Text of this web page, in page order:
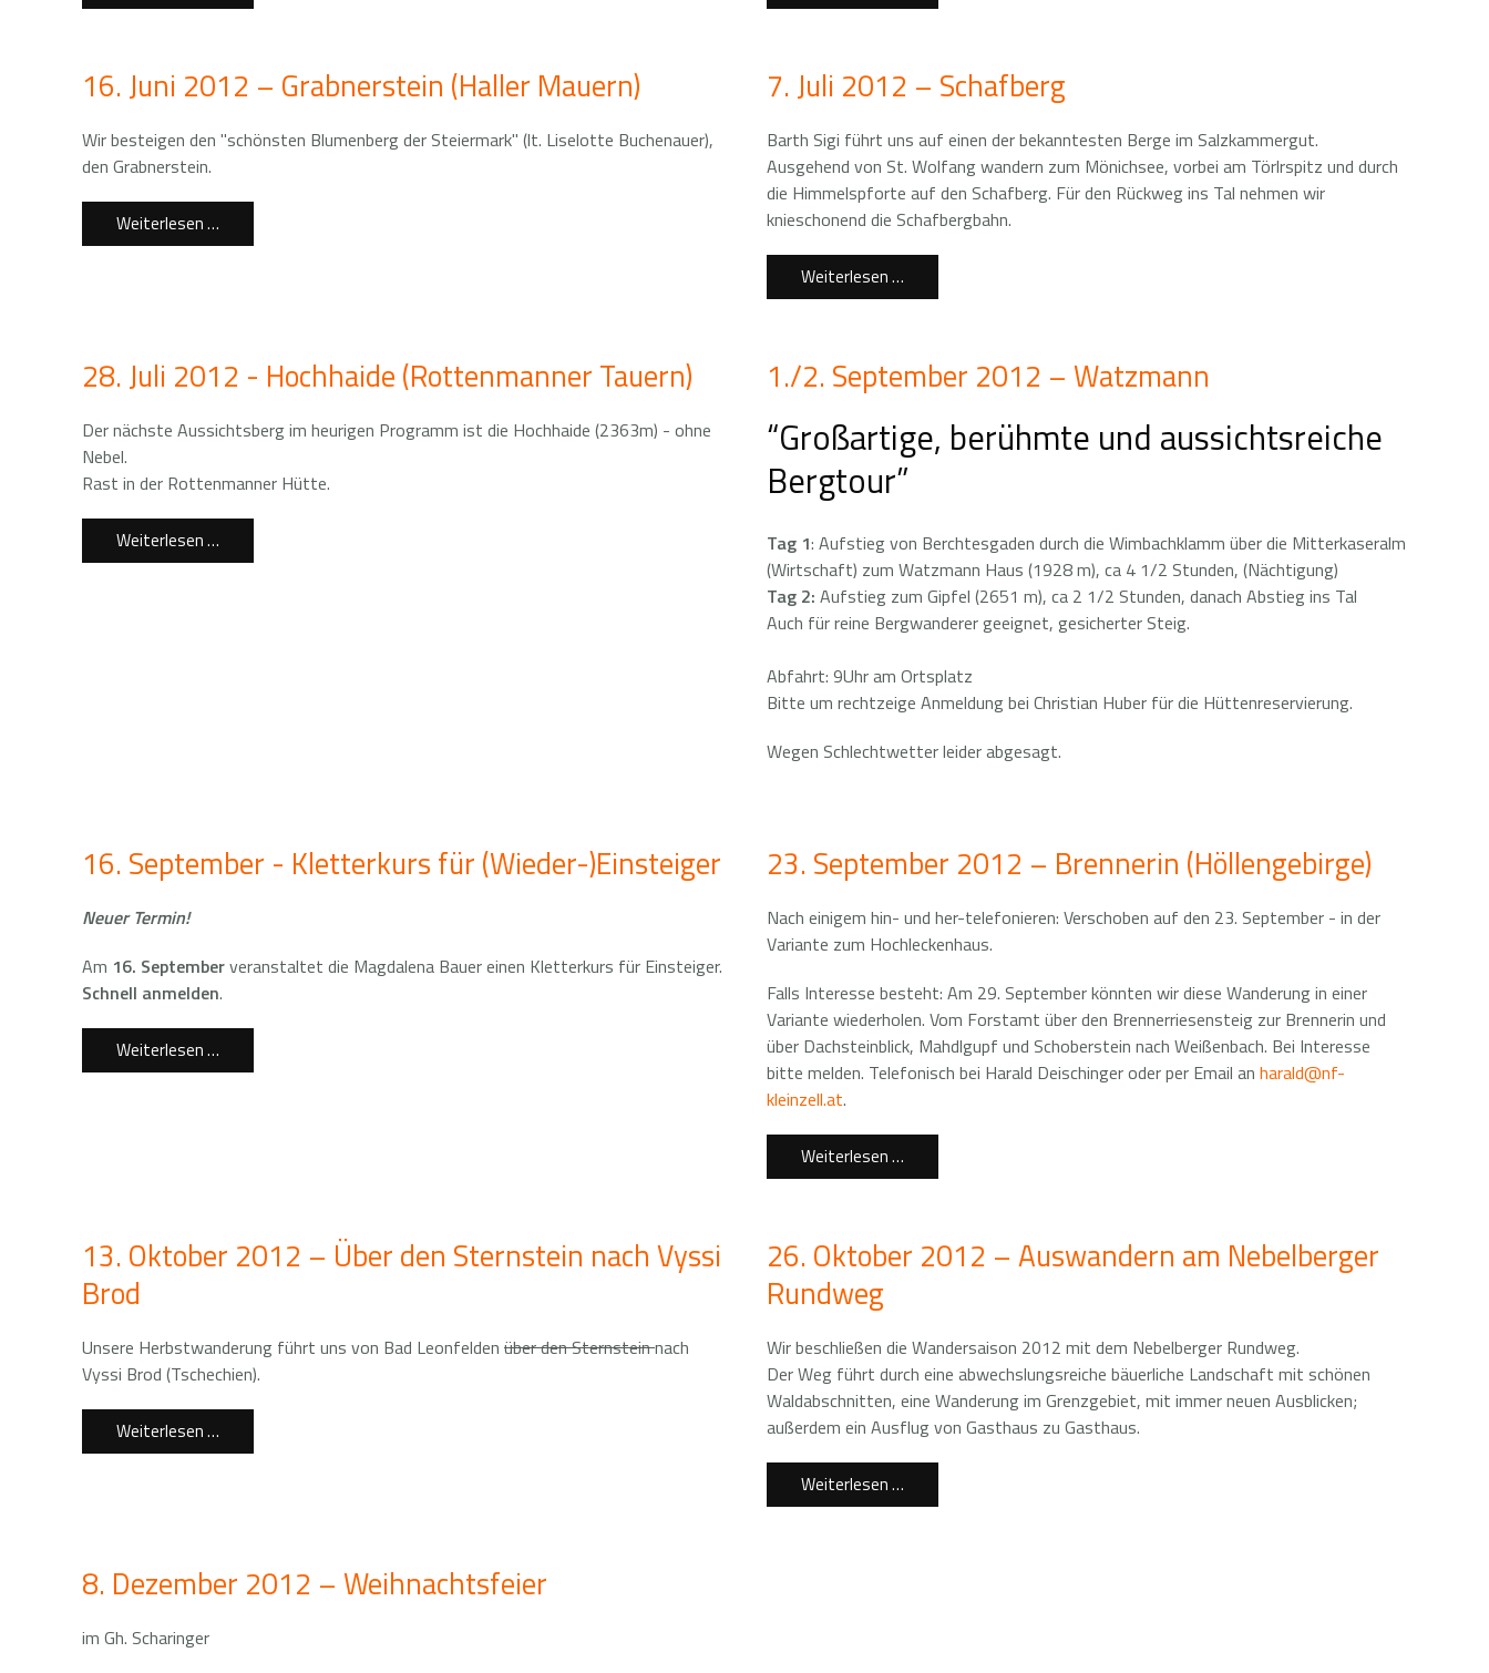
16. Juni 2012 – Grabnerstein (Haller Mauern)
Wir besteigen den "schönsten Blumenberg der Steiermark" (lt. Liselotte Buchenauer),
den Grabnerstein.
Weiterlesen …
7. Juli 2012 – Schafberg
Barth Sigi führt uns auf einen der bekanntesten Berge im Salzkammergut.
Ausgehend von St. Wolfang wandern zum Mönichsee, vorbei am Törlrspitz und durch
die Himmelspforte auf den Schafberg. Für den Rückweg ins Tal nehmen wir
knieschonend die Schafbergbahn.
Weiterlesen …
28. Juli 2012 - Hochhaide (Rottenmanner Tauern)
Der nächste Aussichtsberg im heurigen Programm ist die Hochhaide (2363m) - ohne
Nebel.
Rast in der Rottenmanner Hütte.
Weiterlesen …
1./2. September 2012 – Watzmann
“Großartige, berühmte und aussichtsreiche
Bergtour”
Tag 1: Aufstieg von Berchtesgaden durch die Wimbachklamm über die Mitterkaseralm
(Wirtschaft) zum Watzmann Haus (1928 m), ca 4 1/2 Stunden, (Nächtigung)
Tag 2: Aufstieg zum Gipfel (2651 m), ca 2 1/2 Stunden, danach Abstieg ins Tal
Auch für reine Bergwanderer geeignet, gesicherter Steig.
Abfahrt: 9Uhr am Ortsplatz
Bitte um rechtzeige Anmeldung bei Christian Huber für die Hüttenreservierung.
Wegen Schlechtwetter leider abgesagt.
16. September - Kletterkurs für (Wieder-)Einsteiger
Neuer Termin!
Am 16. Septemberveranstaltet die Magdalena Bauer einen Kletterkurs für Einsteiger.
Schnell anmelden.
Weiterlesen …
23. September 2012 – Brennerin (Höllengebirge)
Nach einigem hin- und her-telefonieren: Verschoben auf den 23. September - in der
Variante zum Hochleckenhaus.
Falls Interesse besteht: Am 29. September könnten wir diese Wanderung in einer
Variante wiederholen. Vom Forstamt über den Brennerriesensteig zur Brennerin und
über Dachsteinblick, Mahdlgupf und Schoberstein nach Weißenbach. Bei Interesse
bitte melden. Telefonisch bei Harald Deischinger oder per Email an harald@nf-
kleinzell.at.
Weiterlesen …
13. Oktober 2012 – Über den Sternstein nach Vyssi
Brod
Unsere Herbstwanderung führt uns von Bad Leonfelden über den Sternsteinnach
Vyssi Brod (Tschechien).
Weiterlesen …
26. Oktober 2012 – Auswandern am Nebelberger
Rundweg
Wir beschließen die Wandersaison 2012 mit dem Nebelberger Rundweg.
Der Weg führt durch eine abwechslungsreiche bäuerliche Landschaft mit schönen
Waldabschnitten, eine Wanderung im Grenzgebiet, mit immer neuen Ausblicken;
außerdem ein Ausflug von Gasthaus zu Gasthaus.
Weiterlesen …
8. Dezember 2012 – Weihnachtsfeier
im Gh. Scharinger